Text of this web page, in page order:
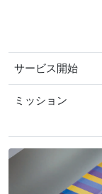
サービス開始
ミッション